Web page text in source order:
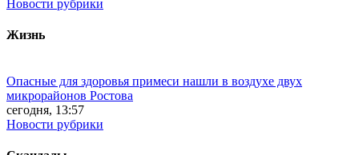
Новости рубрики
Жизнь
Опасные для здоровья примеси нашли в воздухе двух
микрорайонов Ростова
сегодня, 13:57
Новости рубрики